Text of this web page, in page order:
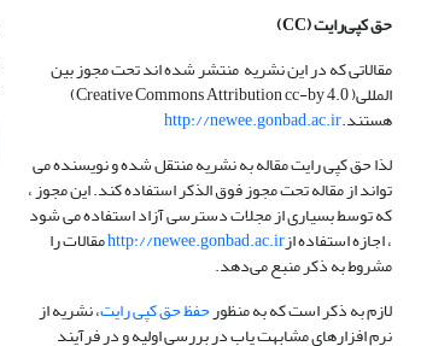
حق کپی‌رایت(CC)
مقالاتی که در این نشریه منتشر شده اند تحت مجوز بین
المللی( Creative Commons Attribution cc-by 4.0)
هستند.http://newee.gonbad.ac.ir
لذا حق کپی رایت مقاله به نشریه منتقل شده و نویسنده می
تواند از مقاله تحت مجوز فوق الذکر استفاده کند. این مجوز ،
که توسط بسیاری از مجلات دسترسی آزاد استفاده می شود
، اجازه استفاده ازhttp://newee.gonbad.ac.irمقالات را
مشروط به ذکر منبع می‌دهد.
لازم به ذکر است که به منظورحفظ حق کپی رایت، نشریه از
نرم افزارهای مشابهت یاب در بررسی اولیه و در فرآیند